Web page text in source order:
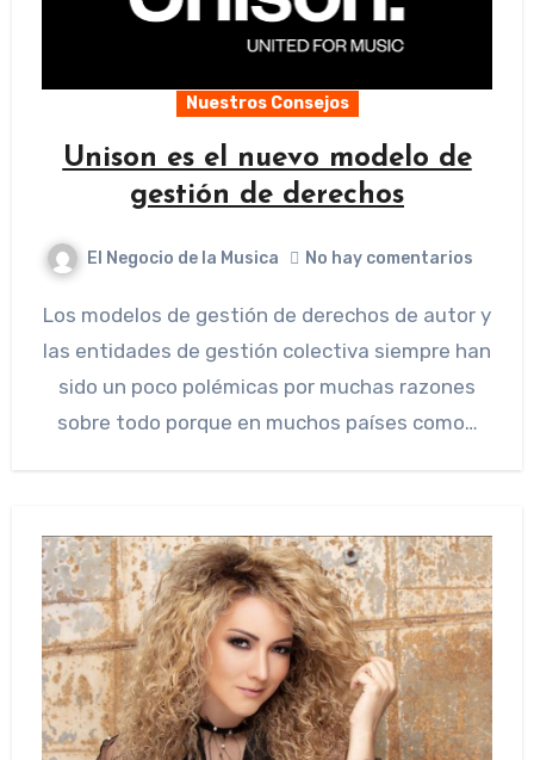
Nuestros Consejos
Unison es el nuevo modelo de
gestión de derechos
El Negocio de la Musica No hay comentarios
Los modelos de gestión de derechos de autor y
las entidades de gestión colectiva siempre han
sido un poco polémicas por muchas razones
sobre todo porque en muchos países como…